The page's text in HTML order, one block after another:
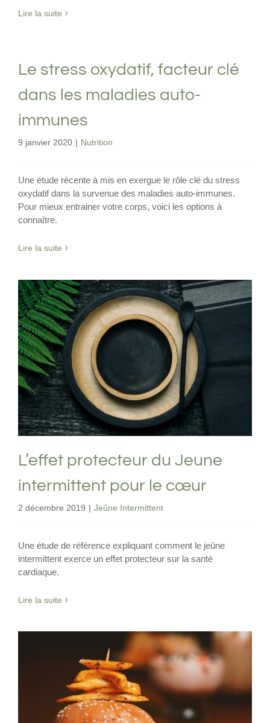
Lire la suite
Le stress oxydatif, facteur clé
dans les maladies auto-
immunes
9 janvier 2020 | Nutrition
Une étude récente à mis en exergue le rôle clé du stress
oxydatif dans la survenue des maladies auto-immunes.
Pour mieux entrainer votre corps, voici les options à
connaître.
Lire la suite
L’effet protecteur du Jeune intermittent
pour le cœur
Jeûne Intermittent
L’effet protecteur du Jeune
intermittent pour le cœur
2 décembre 2019 | Jeûne Intermittent
Une étude de référence expliquant comment le jeûne
intermittent exerce un effet protecteur sur la santé
cardiaque.
Lire la suite
Il n’y a pas que les glucides qui font